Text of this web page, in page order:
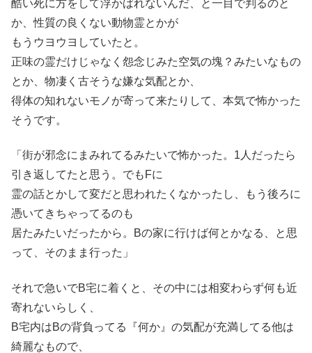
酷い死に方をして浮かばれないんだ、と一目で判るのと
か、性質の良くない動物霊とかが
もうウヨウヨしていたと。
正味の霊だけじゃなく怨念じみた空気の塊？みたいなもの
とか、物凄く古そうな嫌な気配とか、
得体の知れないモノが寄って来たりして、本気で怖かった
そうです。
「街が邪念にまみれてるみたいで怖かった。1人だったら
引き返してたと思う。でもFに
霊の話とかして変だと思われたくなかったし、もう後ろに
憑いてきちゃってるのも
居たみたいだったから。Bの家に行けば何とかなる、と思
って、そのまま行った」
それで急いでB宅に着くと、その中には相変わらず何も近
寄れないらしく、
B宅内はBの背負ってる『何か』の気配が充満してる他は
綺麗なもので、